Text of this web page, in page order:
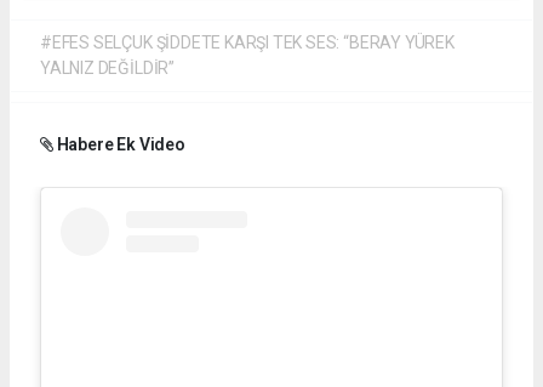
#EFES SELÇUK ŞİDDETE KARŞI TEK SES: “BERAY YÜREK
YALNIZ DEĞİLDİR”
Habere Ek Video